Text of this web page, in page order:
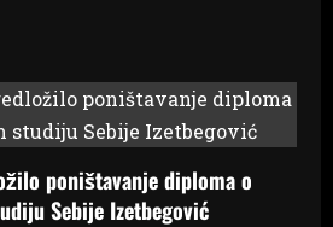
poništavanje diploma o
Sebije Izetbegović